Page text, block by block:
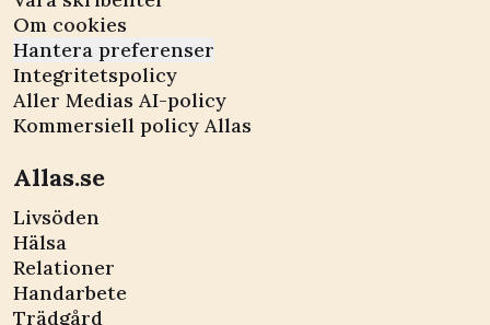
Om cookies
Hantera preferenser
Integritetspolicy
Aller Medias AI-policy
Kommersiell policy Allas
Allas.se
Livsöden
Hälsa
Relationer
Handarbete
Trädgård